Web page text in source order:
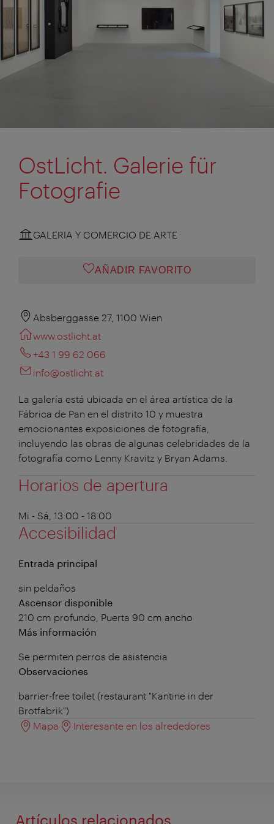
OstLicht. Galerie für
Fotografie
GALERIA Y COMERCIO DE ARTE
AÑADIR FAVORITO
Absberggasse 27, 1100 Wien
www.ostlicht.at
+43 1 99 62 066
info@ostlicht.at
La galería está ubicada en el área artística de la
Fábrica de Pan en el distrito 10 y muestra
emocionantes exposiciones de fotografía,
incluyendo las obras de algunas celebridades de la
fotografía como Lenny Kravitz y Bryan Adams.
Horarios de apertura
Mi - Sá, 13:00 - 18:00
Accesibilidad
Entrada principal
sin peldaños
Ascensor disponible
210 cm profundo, Puerta 90 cm ancho
Más información
Se permiten perros de asistencia
Observaciones
barrier-free toilet (restaurant "Kantine in der
Brotfabrik")
Mapa
Interesante en los alrededores
Artículos relacionados